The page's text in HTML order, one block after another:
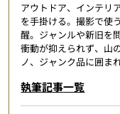
アウトドア、インテリ
を手掛ける。撮影で使
醒。ジャンルや新旧を
衝動が抑えられず、山
ノ、ジャンク品に囲ま
執筆記事一覧